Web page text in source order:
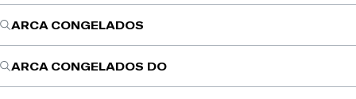
ARCA CONGELADOS
ARCA CONGELADOS DO